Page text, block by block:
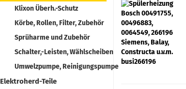
Klixon Überh.-Schutz
Körbe, Rollen, Filter, Zubehör
Sprüharme und Zubehör
Schalter,-Leisten, Wählscheiben
Umwelzpumpe, Reinigungspumpe
Elektroherd-Teile